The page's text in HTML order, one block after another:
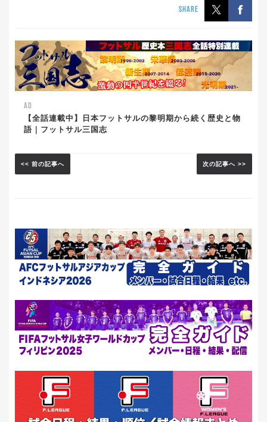
SHARE
AD
【全話連載中】日本フットサルの黎明期から続く歴史と物
語｜フットサル三国志
<< 前の記事へ 次の記事へ >>